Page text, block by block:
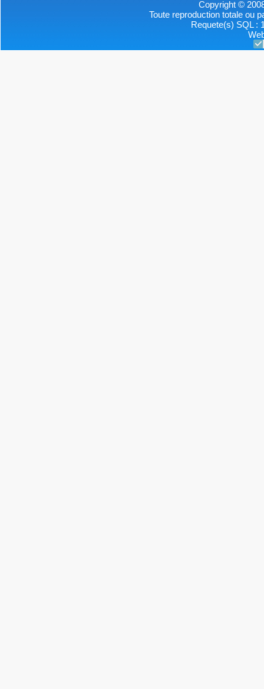
Copyright ©
Toute reproduction totale ou
Requete(s) SQL :